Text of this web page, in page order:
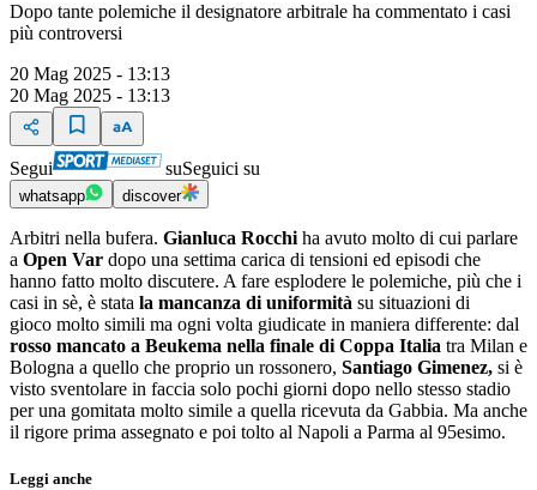
Dopo tante polemiche il designatore arbitrale ha commentato i casi
più controversi
20 Mag 2025 - 13:13
20 Mag 2025 - 13:13
Segui suSeguici su
whatsapp discover
Arbitri nella bufera. Gianluca Rocchi ha avuto molto di cui parlare
a Open Var dopo una settima carica di tensioni ed episodi che
hanno fatto molto discutere. A fare esplodere le polemiche, più che i
casi in sè, è stata la mancanza di uniformità su situazioni di
gioco molto simili ma ogni volta giudicate in maniera differente: dal
rosso mancato a Beukema nella finale di Coppa Italia tra Milan e
Bologna a quello che proprio un rossonero, Santiago Gimenez, si è
visto sventolare in faccia solo pochi giorni dopo nello stesso stadio
per una gomitata molto simile a quella ricevuta da Gabbia. Ma anche
il rigore prima assegnato e poi tolto al Napoli a Parma al 95esimo.
Leggi anche